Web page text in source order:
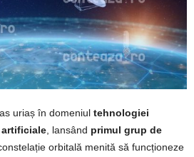
uriaș în domeniul tehnologiei
, lansând primul grup de
orbitală menită să funcționeze